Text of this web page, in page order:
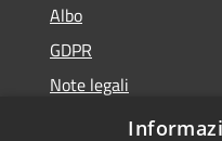
Albo
GDPR
Note legali
Dichiarazione di